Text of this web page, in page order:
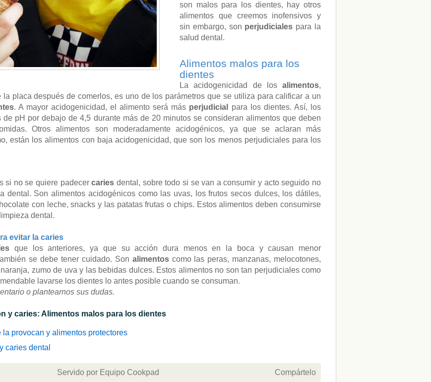
son malos para los dientes, hay otros
alimentos que creemos inofensivos y
sin embargo, son perjudiciales para la
salud dental.
Alimentos malos para los
dientes
La acidogenicidad de los alimentos,
placa después de comerlos, es uno de los parámetros que se utiliza para calificar a un
. A mayor acidogenicidad, el alimento será más perjudicial para los dientes. Así, los
pH por debajo de 4,5 durante más de 20 minutos se consideran alimentos que deben
Otros alimentos son moderadamente acidogénicos, ya que se aclaran más
están los alimentos con baja acidogenicidad, que son los menos perjudiciales para los
si no se quiere padecercaries dental, sobre todo si se van a consumir y acto seguido no
dental. Son alimentos acidogénicos como las uvas, los frutos secos dulces, los dátiles,
con leche, snacks y las patatas frutas o chips. Estos alimentos deben consumirse
dental.
evitar la caries
que los anteriores, ya que su acción dura menos en la boca y causan menor
se debe tener cuidado. Son alimentos como las peras, manzanas, melocotones,
zumo de uva y las bebidas dulces. Estos alimentos no son tan perjudiciales como
lavarse los dientes lo antes posible cuando se consuman.
o plantearnos sus dudas.
y caries: Alimentos malos para los dientes
provocan y alimentos protectores
caries dental
Servido por Equipo Cookpad Compártelo